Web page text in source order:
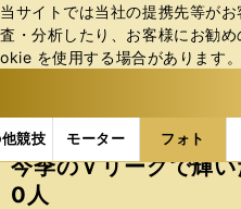
当サイトでは当社の提携先等が
査・分析したり、お客様にお勧
okie を使⽤する場合があります
競技 モーター フォト
b
ス
ポ
ル
フォトギャラリー
今季のＶリーグで輝
0人